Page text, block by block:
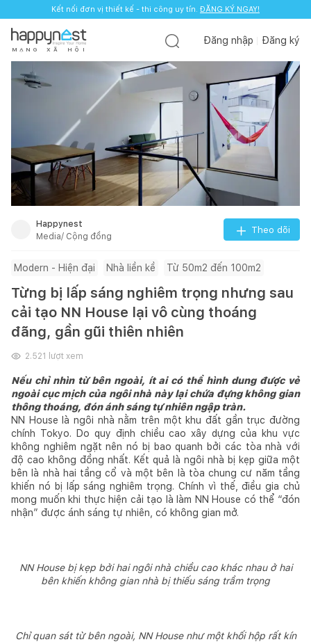
Kết nối đơn vị thiết kế - thi công uy tín. ĐĂNG KÝ NGAY!
M Ạ N G X Ã H Ộ I
Đăng nhập Đăng ký
Happynest
Media/ Cộng đồng
Theo dõi
Modern - Hiện đại Nhà liền kề Từ 50m2 đến 100m2
Từng bị lấp sáng nghiêm trọng nhưng sau
cải tạo NN House lại vô cùng thoáng
đãng, gần gũi thiên nhiên
2.521 lượt xem
Nếu chỉ nhìn từ bên ngoài, ít ai có thể hình dung được vẻ
ngoài cục mịch của ngôi nhà này lại chứa đựng không gian
thông thoáng, đón ánh sáng tự nhiên ngập tràn.
NN House là ngôi nhà nằm trên một khu đất gần trục đường
chính Tokyo. Do quy định chiều cao xây dựng của khu vực
không nghiêm ngặt nên nó bị bao quanh bởi các tòa nhà với
độ cao không đồng nhất. Kết quả là ngôi nhà bị kẹp giữa một
bên là nhà hai tầng cổ và một bên là tòa chung cư năm tầng
khiến nó bị lấp sáng nghiêm trọng. Chính vì thế, điều gia chủ
mong muốn khi thực hiện cải tạo là làm NN House có thể “đón
nhận” được ánh sáng tự nhiên, có không gian mở.
NN House bị kẹp bởi hai ngôi nhà chiều cao khác nhau ở hai
bên khiến không gian nhà bị thiếu sáng trầm trọng
Chỉ quan sát từ bên ngoài, NN House như một khối hộp rất kín